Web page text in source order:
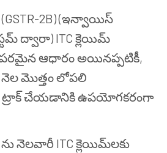
2B) (ఇన్వాయిస్
ద్వారా) ITC క్లెయిమ్
ఆధారం అయినప్పటికీ,
మొత్తం లోపలి
చేయడానికి ఉపయోగకరంగా
నెలవారీ ITC క్లెయిమ్‌లకు